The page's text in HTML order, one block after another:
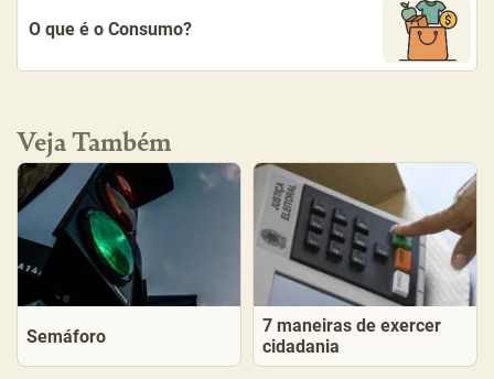
O que é o Consumo?
Veja Também
Semáforo
7 maneiras de exercer
cidadania